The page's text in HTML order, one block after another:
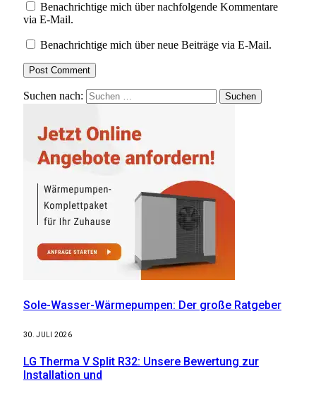
Benachrichtige mich über nachfolgende Kommentare
via E-Mail.
Benachrichtige mich über neue Beiträge via E-Mail.
Suchen nach:
Sole-Wasser-Wärmepumpen: Der große Ratgeber
30. JULI 2026
LG Therma V Split R32: Unsere Bewertung zur
Installation und